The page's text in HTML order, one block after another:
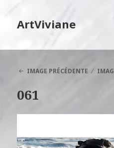
ArtViviane
IMAGE PRÉCÉDENTE
061